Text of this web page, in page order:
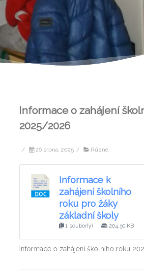
Informace o zahájení
2025/2026
/ 26 srpna, 2025 / Různé
Informace k
zahájení školního
roku pro žáky
základní školy
1 soubor(y) 204.50 KB
Informace o zahájení školního roku